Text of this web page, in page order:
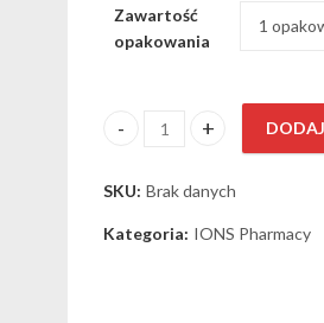
Zawartość
opakowania
ilość Methanodienone 10
SKU: Brak danych
Kategoria: IONS Pharmacy